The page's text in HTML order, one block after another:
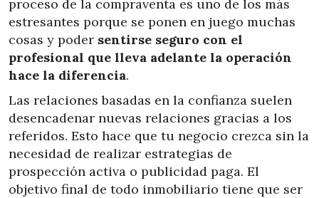
proceso de la compraventa es uno de los más
estresantes porque se ponen en juego muchas
cosas y poder sentirse seguro con el
profesional que lleva adelante la operación
hace la diferencia.
Las relaciones basadas en la confianza suelen
desencadenar nuevas relaciones gracias a los
referidos. Esto hace que tu negocio crezca sin la
necesidad de realizar estrategias de
prospección activa o publicidad paga. El
objetivo final de todo inmobiliario tiene que ser